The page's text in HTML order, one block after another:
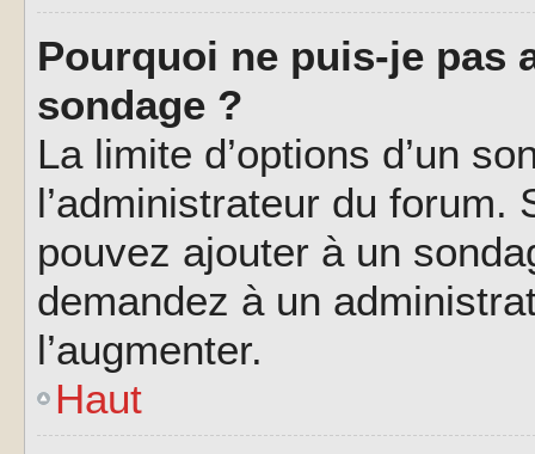
Pourquoi ne puis-je pas
sondage ?
La limite d’options d’un
l’administrateur du forum.
pouvez ajouter à un
demandez à un
l’augmenter.
Haut